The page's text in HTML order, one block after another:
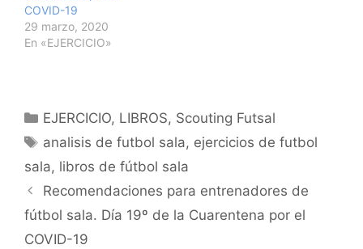
COVID-19
29 marzo, 2020
En «EJERCICIO»
Categorías
EJERCICIO, LIBROS, Scouting Futsal
Etiquetas
analisis de futbol sala, ejercicios de futbol
sala, libros de fútbol sala
Navegación
de
Recomendaciones para entrenadores de
fútbol sala. Día 19º de la Cuarentena por el
COVID-19